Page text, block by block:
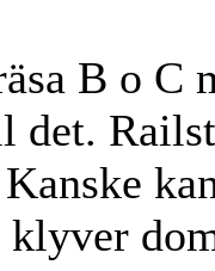
B o C
det.